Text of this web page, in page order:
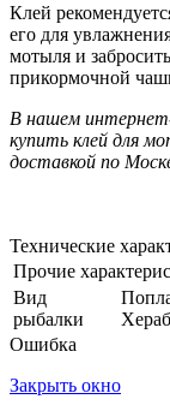
Клей
его для
мотыля и
прикормочной
В нашем
купить клей для
доставкой по
Технические
Прочие
Вид
рыбалки
Ошибка
Закрыть окно